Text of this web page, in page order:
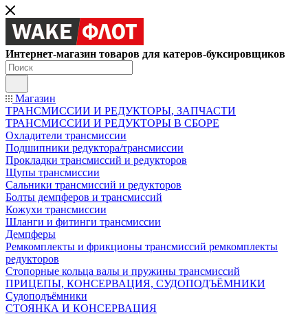
Интернет-магазин товаров для катеров-буксировщиков
Магазин
ТРАНСМИССИИ И РЕДУКТОРЫ, ЗАПЧАСТИ
ТРАНСМИССИИ И РЕДУКТОРЫ В СБОРЕ
Охладители трансмиссии
Подшипники редуктора/трансмиссии
Прокладки трансмиссий и редукторов
Щупы трансмиссии
Сальники трансмиссий и редукторов
Болты демпферов и трансмиссий
Кожухи трансмиссии
Шланги и фитинги трансмиссии
Демпферы
Ремкомплекты и фрикционы трансмиссий ремкомплекты
редукторов
Стопорные кольца валы и пружины трансмиссий
ПРИЦЕПЫ, КОНСЕРВАЦИЯ, СУДОПОДЪЁМНИКИ
Судоподъёмники
СТОЯНКА И КОНСЕРВАЦИЯ